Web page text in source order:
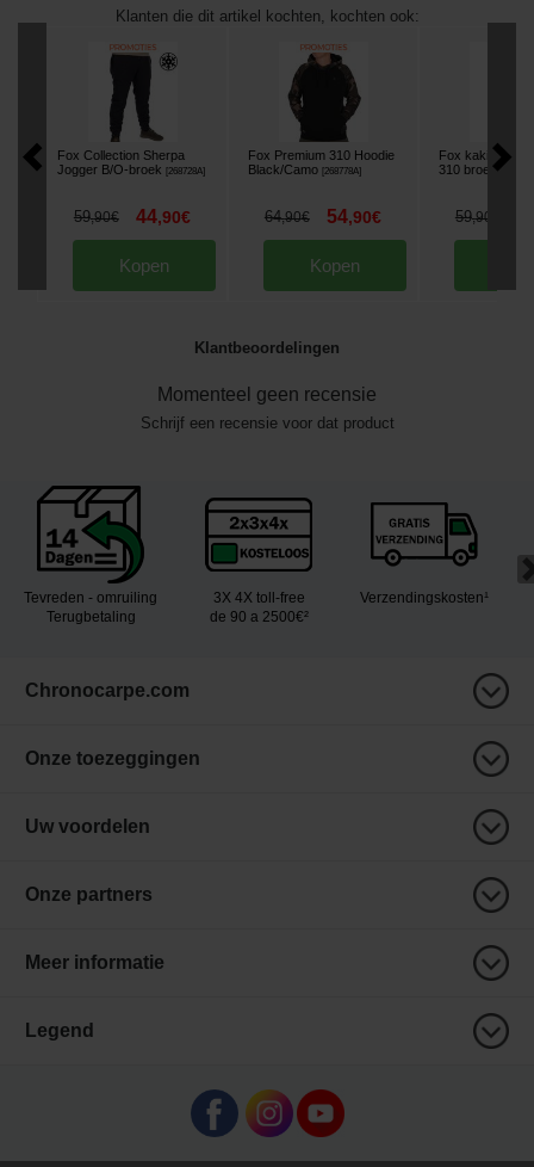
Klanten die dit artikel kochten, kochten ook:
Fox Collection Sherpa
Jogger B/O-broek
[268728A]
59,90€ 44,90€
Kopen
Fox Premium 310 Hoodie
Black/Camo [268778A]
64,90€ 54,90€
Kopen
Fox kaki/camo
310 broek
59,90
Klantbeoordelingen
Momenteel geen recensie
Schrijf een recensie voor dat product
Tevreden - omruiling
Terugbetaling
3X 4X toll-free
de 90 a 2500€²
Verzendingskosten¹
Chronocarpe.com
Onze toezeggingen
Uw voordelen
Onze partners
Meer informatie
Legend